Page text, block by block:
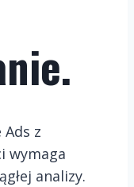
z
wymaga
analizy.